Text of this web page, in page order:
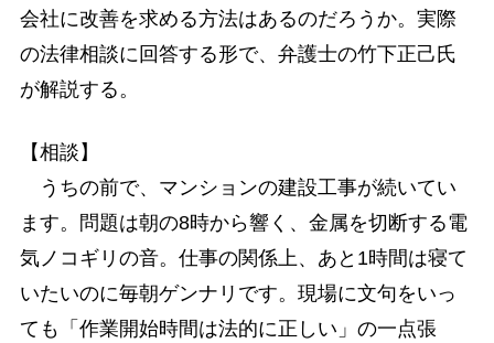
会社に改善を求める方法はあるのだろうか。実際
の法律相談に回答する形で、弁護士の竹下正己氏
が解説する。
【相談】
うちの前で、マンションの建設工事が続いてい
ます。問題は朝の8時から響く、金属を切断する電
気ノコギリの音。仕事の関係上、あと1時間は寝て
いたいのに毎朝ゲンナリです。現場に文句をいっ
ても「作業開始時間は法的に正しい」の一点張